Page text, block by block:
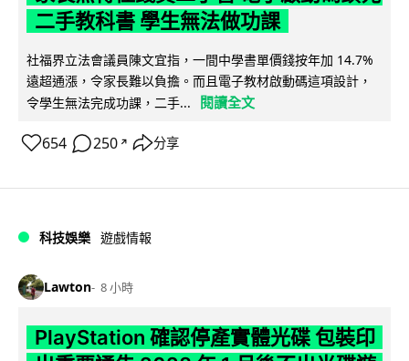
二手教科書 學生無法做功課
社福界立法會議員陳文宜指，一間中學書單價錢按年加 14.7%
遠超通漲，令家長難以負擔。而且電子教材啟動碼這項設計，
令學生無法完成功課，二手...
閱讀全文
654 250 ↗ 分享
科技娛樂 遊戲情報
Lawton 8 小時
PlayStation 確認停產實體光碟 包裝印